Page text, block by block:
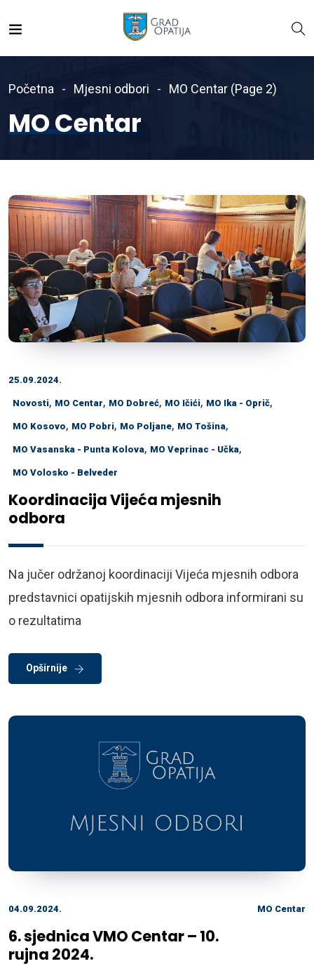
Početna Mjesni odbori MO Centar (Page 2)
MO Centar
25.09.2024.
Novosti, MO Centar, MO Dobreć, MO Ičići, MO Ika - Oprič,
MO Kosovo, MO Pobri, Mo Poljane, MO Tošina,
MO Vasanska - Punta Kolova, MO Veprinac - Učka,
MO Volosko - Belveder
Koordinacija Vijeća mjesnih
odbora
Na jučer održanoj koordinaciji Vijeća mjesnih odbora
predstavnici opatijskih mjesnih odbora informirani su
o rezultatima
Opširnije
04.09.2024. MO Centar
6. sjednica VMO Centar – 10.
rujna 2024.